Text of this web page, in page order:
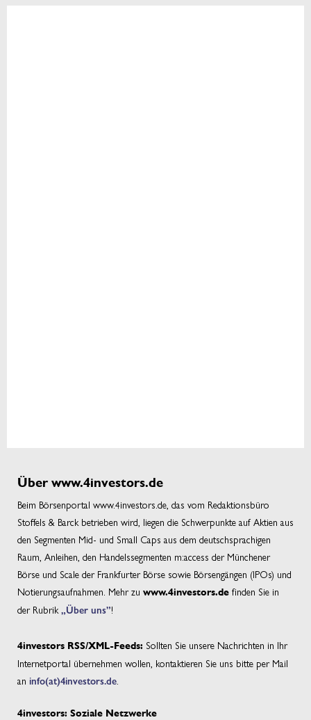
Über www.4investors.de
Beim Börsenportal www.4investors.de, das vom Redaktionsbüro
Stoffels & Barck betrieben wird, liegen die Schwerpunkte auf Aktien aus
den Segmenten Mid- und Small Caps aus dem deutschsprachigen
Raum, Anleihen, den Handelssegmenten m:access der Münchener
Börse und Scale der Frankfurter Börse sowie Börsengängen (IPOs) und
Notierungsaufnahmen. Mehr zu www.4investors.de finden Sie in
der Rubrik„Über uns”!
4investors RSS/XML-Feeds: Sollten Sie unsere Nachrichten in Ihr
Internetportal übernehmen wollen, kontaktieren Sie uns bitte per Mail
an info(at)4investors.de.
4investors: Soziale Netzwerke